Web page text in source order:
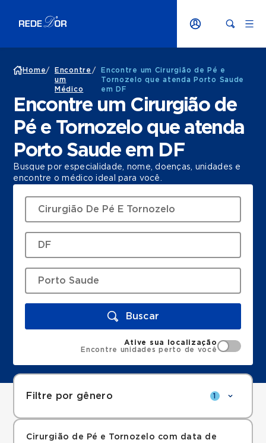
Home/
Encontre
um
Médico
/
Encontre um Cirurgião de Pé e
Tornozelo que atenda Porto Saude
em DF
Encontre um Cirurgião de
Pé e Tornozelo que atenda
Porto Saude em DF
Busque por especialidade, nome, doenças, unidades e
encontre o médico ideal para você.
Buscar
Ative sua localização
Encontre unidades perto de você
Filtre por gênero 1
Cirurgião de Pé e Tornozelo com data de